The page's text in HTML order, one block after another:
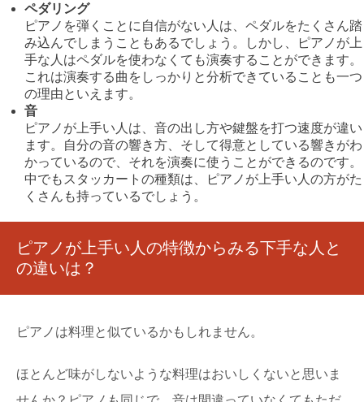
ペダリング
ピアノを弾くことに自信がない人は、ペダルをたくさん踏
み込んでしまうこともあるでしょう。しかし、ピアノが上
手な人はペダルを使わなくても演奏することができます。
これは演奏する曲をしっかりと分析できていることも一つ
の理由といえます。
音
ピアノが上手い人は、音の出し方や鍵盤を打つ速度が違い
ます。自分の音の響き方、そして得意としている響きがわ
かっているので、それを演奏に使うことができるのです。
中でもスタッカートの種類は、ピアノが上手い人の方がた
くさんも持っているでしょう。
ピアノが上手い人の特徴からみる下手な人と
の違いは？
ピアノは料理と似ているかもしれません。
ほとんど味がしないような料理はおいしくないと思いま